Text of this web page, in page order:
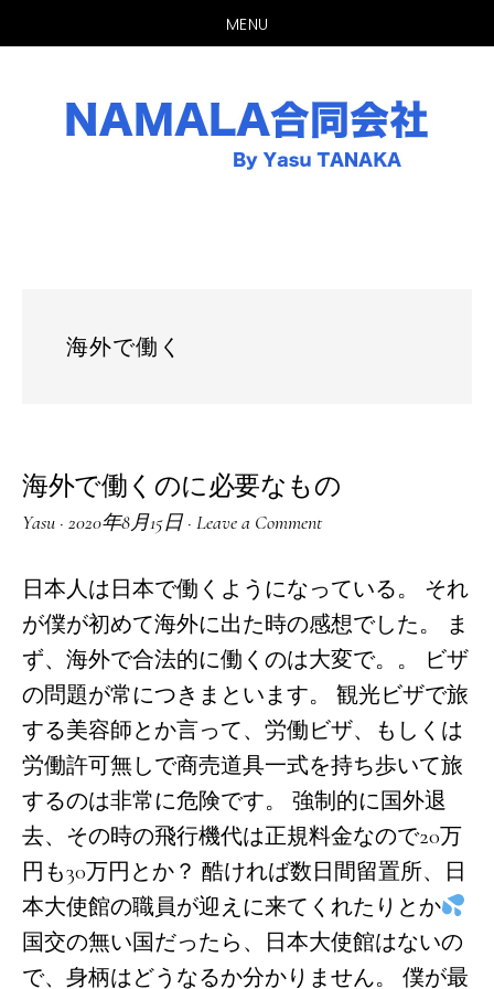
MENU
海外で働く
海外で働くのに必要なもの
Yasu · 2020年8月15日· Leave a Comment
日本人は日本で働くようになっている。 それ
が僕が初めて海外に出た時の感想でした。 ま
ず、海外で合法的に働くのは大変で。。 ビザ
の問題が常につきまといます。 観光ビザで旅
する美容師とか言って、労働ビザ、もしくは
労働許可無しで商売道具一式を持ち歩いて旅
するのは非常に危険です。 強制的に国外退
去、その時の飛行機代は正規料金なので20万
円も30万円とか？ 酷ければ数日間留置所、日
本大使館の職員が迎えに来てくれたりとか
国交の無い国だったら、日本大使館はないの
で、身柄はどうなるか分かりません。 僕が最